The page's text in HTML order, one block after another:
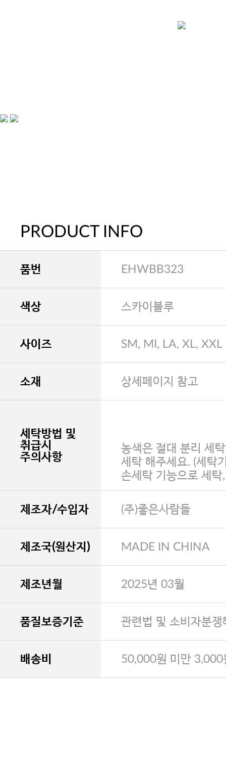
PRODUCT INFO
품번 EHWBB323
색상 스카이블루
사이즈 SM, MI, LA, XL, XXL
소재 상세페이지 참고
세탁방법 및
취급시
주의사항
농색은 절대 분리 세
세탁 해주세요. (세탁
손세탁 기능으로 세탁
제조자/수입자 (주)좋은사람들
제조국(원산지) MADE IN CHINA
제조년월 2025년 03월
품질보증기준 관련법 및 소비자분
배송비 50,000원 미만 3,000